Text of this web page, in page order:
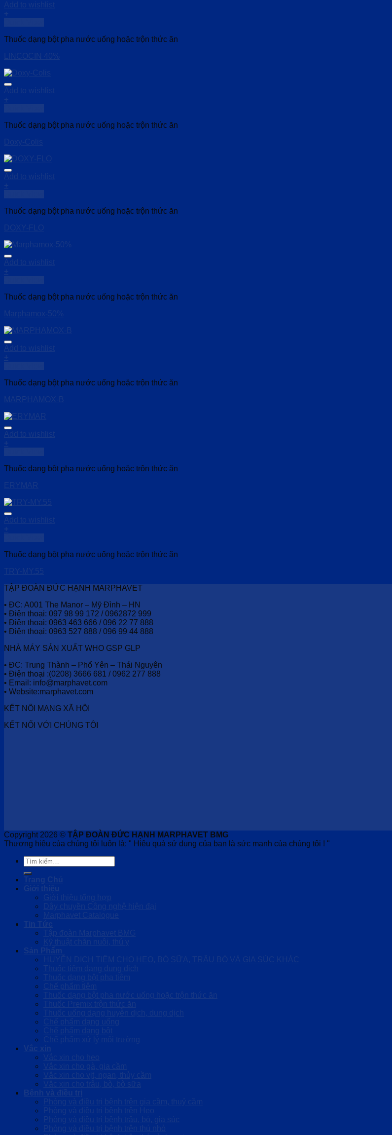
Add to wishlist
+
Thuốc dạng bột pha nước uống hoặc trộn thức ăn
LINCOCIN 40%
Add to wishlist
+
Thuốc dạng bột pha nước uống hoặc trộn thức ăn
Doxy-Colis
Add to wishlist
+
Thuốc dạng bột pha nước uống hoặc trộn thức ăn
DOXY-FLO
Add to wishlist
+
Thuốc dạng bột pha nước uống hoặc trộn thức ăn
Marphamox-50%
Add to wishlist
+
Thuốc dạng bột pha nước uống hoặc trộn thức ăn
MARPHAMOX-B
Add to wishlist
+
Thuốc dạng bột pha nước uống hoặc trộn thức ăn
ERYMAR
Add to wishlist
+
Thuốc dạng bột pha nước uống hoặc trộn thức ăn
TRY-MY.55
TẬP ĐOÀN ĐỨC HẠNH MARPHAVET
• ĐC: A001 The Manor – Mỹ Đình – HN
• Điện thoại: 097 98 99 172 / 0962872 999
• Điện thoại: 0963 463 666 / 096 22 77 888
• Điện thoại: 0963 527 888 / 096 99 44 888
NHÀ MÁY SẢN XUẤT WHO GSP GLP
• ĐC: Trung Thành – Phổ Yên – Thái Nguyên
• Điện thoại :(0208) 3666 681 / 0962 277 888
• Email: info@marphavet.com
• Website:marphavet.com
KẾT NỐI MẠNG XÃ HỘI
KẾT NỐI VỚI CHÚNG TÔI
Copyright 2026 © TẬP ĐOÀN ĐỨC HẠNH MARPHAVET BMG
Thương hiệu của chúng tôi luôn là: " Hiệu quả sử dụng của bạn là sức mạnh của chúng tôi ! "
Tìm
kiếm:
Trang Chủ
Giới thiệu
Giới thiệu tổng hợp
Dây chuyền Công nghệ hiện đại
Marphavet Catalogue
Tin Tức
Tập đoàn Marphavet BMG
Kỹ thuật chăn nuôi, thú y
Sản Phẩm
HUYỄN DỊCH TIÊM CHO HEO, BÒ SỮA, TRÂU BÒ VÀ GIA SÚC KHÁC
Thuốc tiêm dạng dung dịch
Thuốc dạng bột pha tiêm
Chế phẩm tiêm
Thuốc dạng bột pha nước uống hoặc trộn thức ăn
Thuốc Premix trộn thức ăn
Thuốc uống dạng huyễn dịch, dung dịch
Chế phẩm dạng uống
Chế phẩm dạng bột
Chế phẩm xử lý môi trường
Vắc xin
Vắc xin cho heo
Vắc xin cho gà, gia cầm
Vắc xin cho vịt, ngan, thủy cầm
Vắc xin cho trâu, bò, bò sữa
Bệnh và điều trị
Phòng và điều trị bệnh trên gia cầm, thuỷ cầm
Phòng và điều trị bệnh trên Heo
Phòng và điều trị bệnh trâu, bò, gia súc
Phòng và điều trị bệnh trên thú nhỏ